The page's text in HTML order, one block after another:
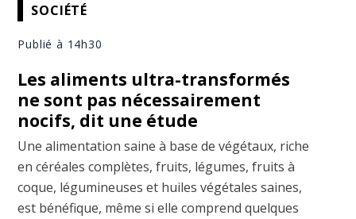
SOCIÉTÉ
Publié à 14h30
Les aliments ultra-transformés
ne sont pas nécessairement
nocifs, dit une étude
Une alimentation saine à base de végétaux, riche
en céréales complètes, fruits, légumes, fruits à
coque, légumineuses et huiles végétales saines,
est bénéfique, même si elle comprend quelques